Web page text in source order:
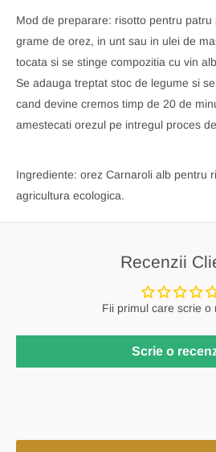
Mod de preparare: risotto pentru
grame de orez, in unt sau in ulei de
tocata si se stinge compozitia cu vin
Se adauga treptat stoc de legume si
cand devine cremos timp de 20 de
amestecati orezul pe intregul proces
Ingrediente: orez Carnaroli alb pentru
agricultura ecologica.
Recenzii
Fii primul care scrie o
Scrie o